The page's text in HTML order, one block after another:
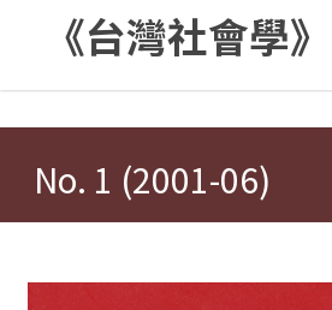
《台灣社會學》
No. 1 (2001-06)